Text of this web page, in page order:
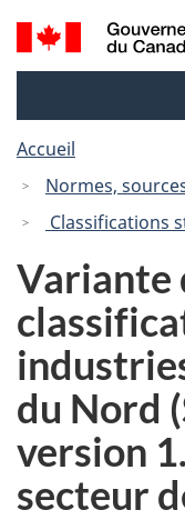
Recherche
et
Accueil
Normes,
Classifications
Variante
du Nord
version
secteur